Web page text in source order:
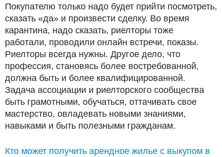
Покупателю только надо будет прийти посмотреть,
сказать «да» и произвести сделку. Во время
карантина, надо сказать, риелторы тоже
работали, проводили онлайн встречи, показы.
Риелторы всегда нужны. Другое дело, что
профессия, становясь более востребованной,
должна быть и более квалифицированной.
Задача ассоциации и риелторского сообщества
быть грамотными, обучаться, оттачивать свое
мастерство, овладевать новыми знаниями,
навыками и быть полезными гражданам.
Кто может получить арендное жилье с выкупом в